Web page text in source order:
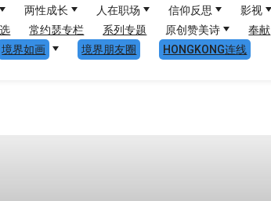
两性成长 人在职场 信仰反思
影视
常约瑟专栏 系列专题 原创赞美诗
奉献
境界如画 境界朋友圈
HONGKONG连线